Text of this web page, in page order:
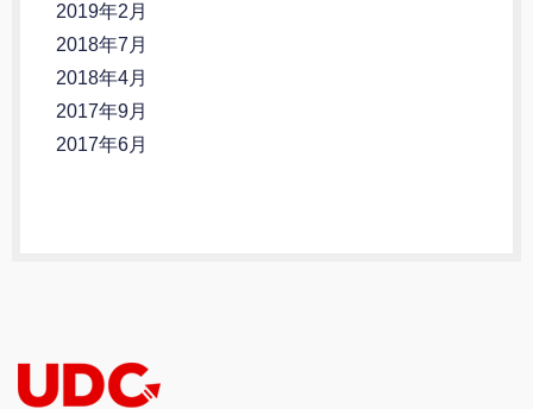
2019年2月
2018年7月
2018年4月
2017年9月
2017年6月